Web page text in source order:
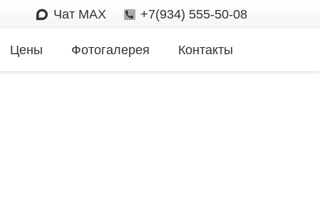
Чат MAX +7(934) 555-50-08
Цены Фотогалерея Контакты